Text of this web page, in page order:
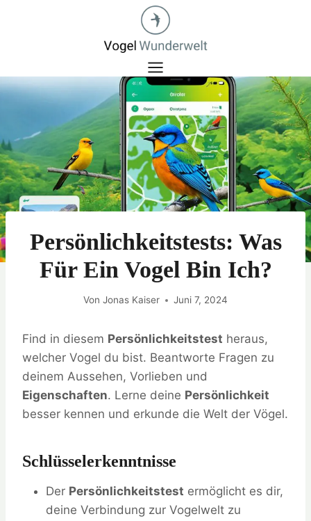
Persönlichkeitstests: Was
Für Ein Vogel Bin Ich?
Von Jonas Kaiser Juni 7, 2024
Find in diesem Persönlichkeitstest heraus,
welcher Vogel du bist. Beantworte Fragen zu
deinem Aussehen, Vorlieben und
Eigenschaften. Lerne deine Persönlichkeit
besser kennen und erkunde die Welt der Vögel.
Schlüsselerkenntnisse
Der Persönlichkeitstest ermöglicht es dir,
deine Verbindung zur Vogelwelt zu